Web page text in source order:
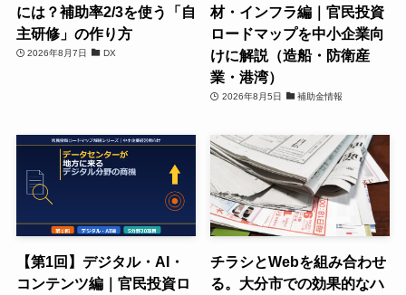
には？補助率2/3を使う「自
主研修」の作り方
2026年8月7日 DX
材・インフラ編｜官民投資
ロードマップを中小企業向
けに解説（造船・防衛産
業・港湾）
2026年8月5日 補助金情報
【第1回】デジタル・AI・
コンテンツ編｜官民投資ロ
チラシとWebを組み合わせ
る。大分市での効果的なハ